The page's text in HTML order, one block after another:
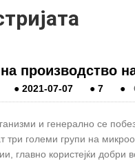
производство
● 2021-07-07 ● 7 ●
и генерално се
три големи групи на
главно користејќи